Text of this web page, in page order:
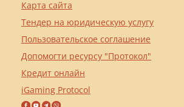
Карта сайта
Тендер на юридическую услугу
Пользовательское соглашение
Допомогти ресурсу "Протокол"
Кредит онлайн
iGaming Protocol